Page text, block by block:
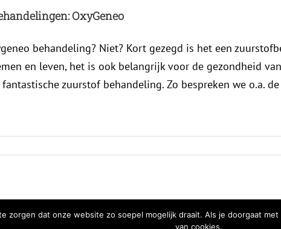
OxyGeneo
behandeling? Niet? Kort gezegd is het een
en leven, het is ook belangrijk voor de gezondheid
zuurstof behandeling. Zo bespreken we o.a.
zorgen dat onze website zo soepel mogelijk draait. Als je doorgaat
van cookies.